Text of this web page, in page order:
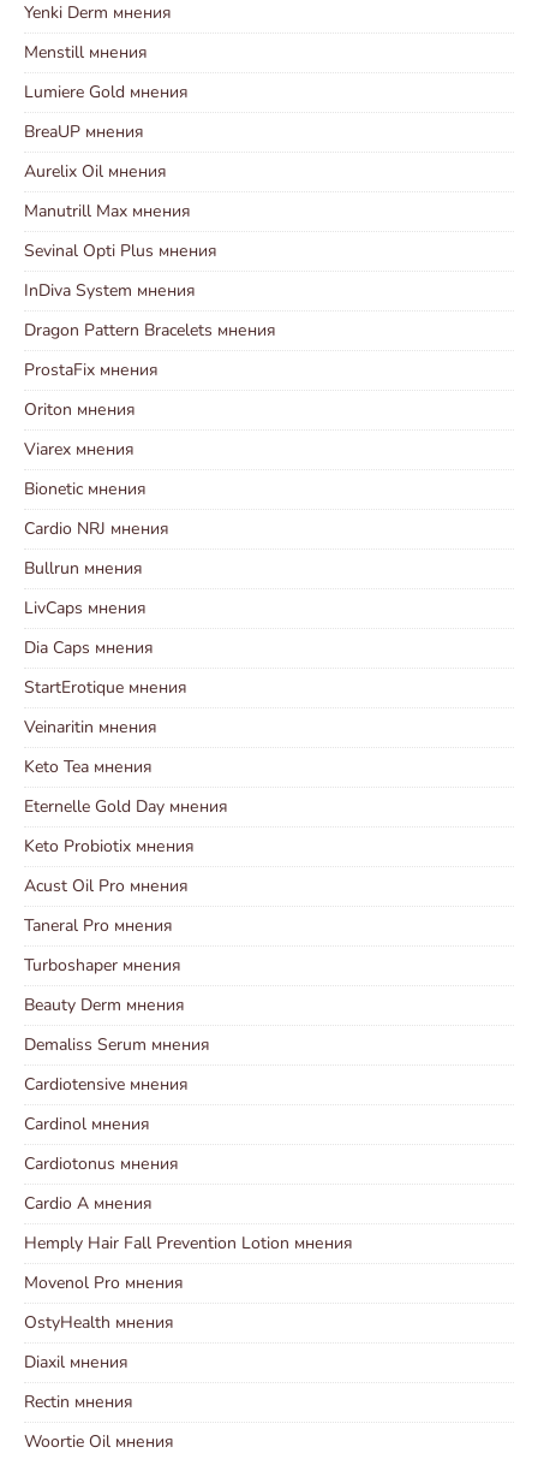
Yenki Derm мнения
Menstill мнения
Lumiere Gold мнения
BreaUP мнения
Aurelix Oil мнения
Manutrill Max мнения
Sevinal Opti Plus мнения
InDiva System мнения
Dragon Pattern Bracelets мнения
ProstaFix мнения
Oriton мнения
Viarex мнения
Bionetic мнения
Cardio NRJ мнения
Bullrun мнения
LivCaps мнения
Dia Caps мнения
StartErotique мнения
Veinaritin мнения
Keto Tea мнения
Eternelle Gold Day мнения
Keto Probiotix мнения
Acust Oil Pro мнения
Taneral Pro мнения
Turboshaper мнения
Beauty Derm мнения
Demaliss Serum мнения
Cardiotensive мнения
Cardinol мнения
Cardiotonus мнения
Cardio A мнения
Hemply Hair Fall Prevention Lotion мнения
Movenol Pro мнения
OstyHealth мнения
Diaxil мнения
Rectin мнения
Woortie Oil мнения